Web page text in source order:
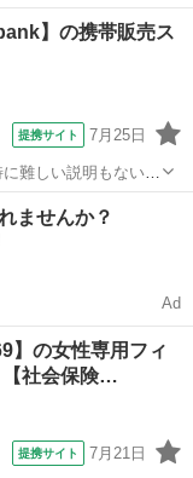
や苦手な方がほとん
の動きを意識しまし
】の携帯販売ス
提携サイト 7月25日
難しい説明もないの
ランのご相談対応・
ませんか？
Ad
】の女性専用フィ
【社会保険…
提携サイト 7月21日